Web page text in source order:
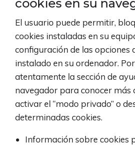
cookies en su
El usuario puede permitir,
cookies instaladas en su
configuración de las opciones
instalado en su ordenador.
atentamente la sección de
navegador para conocer más
activar el “modo privado” o
determinadas cookies.
Información sobre cookies